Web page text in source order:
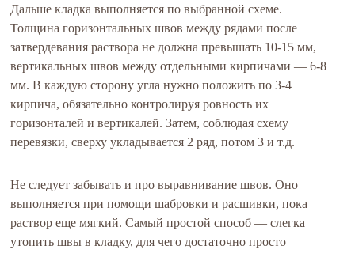
Дальше кладка выполняется по выбранной схеме.
Толщина горизонтальных швов между рядами после
затвердевания раствора не должна превышать 10-15 мм,
вертикальных швов между отдельными кирпичами — 6-8
мм. В каждую сторону угла нужно положить по 3-4
кирпича, обязательно контролируя ровность их
горизонталей и вертикалей. Затем, соблюдая схему
перевязки, сверху укладывается 2 ряд, потом 3 и т.д.
Не следует забывать и про выравнивание швов. Оно
выполняется при помощи шабровки и расшивки, пока
раствор еще мягкий. Самый простой способ — слегка
утопить швы в кладку, для чего достаточно просто